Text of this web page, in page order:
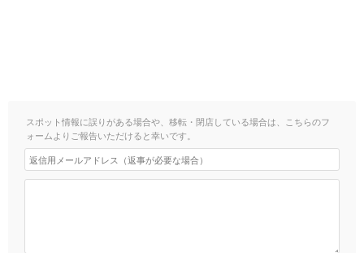
スポット情報に誤りがある場合や、移転・閉店している場合は、こちらのフ
ォームよりご報告いただけると幸いです。